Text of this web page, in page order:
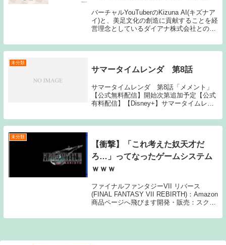
バーチャルYouTuberのKizuna AI(キズナア
イ)と、美足文化の創造に貢献することを経
営理念としているダイアナ株式会社との店
される。
未分類
サマータイムレンダ 第8話
サマータイムレンダ 第8話「メメント」
【公式無料配信】開始次第追加予定【公式
有料配信】【Disney+】サマータイムレン
タイムレンダ 第8話
未分類
【衝撃】「これ考えた奴天才だ
ろ…」ってなったゲームシステム
ｗｗｗ
ファイナルファンタジーVII リバース
(FINAL FANTASY VII REBIRTH)：Amazon
商品ページへ飛びます開発・販売：スクウ
ナイトの建築要素 2: 名無しさん ガチャ 3: